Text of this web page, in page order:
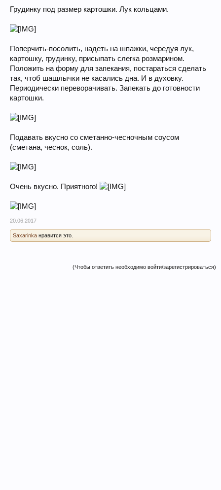
Грудинку под размер картошки. Лук кольцами.
Поперчить-посолить, надеть на шпажки, чередуя лук,
картошку, грудинку, присыпать слегка розмарином.
Положить на форму для запекания, постараться сделать
так, чтоб шашлычки не касались дна. И в духовку.
Периодически переворачивать. Запекать до готовности
картошки.
Подавать вкусно со сметанно-чесночным соусом
(сметана, чеснок, соль).
Очень вкусно. Приятного!
20.06.2017
Saxarinka нравится это.
(Чтобы ответить необходимо войти/зарегистрироваться)